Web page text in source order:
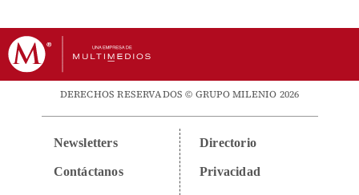
DERECHOS RESERVADOS © GRUPO MILENIO 2026
Newsletters
Contáctanos
Directorio
Privacidad